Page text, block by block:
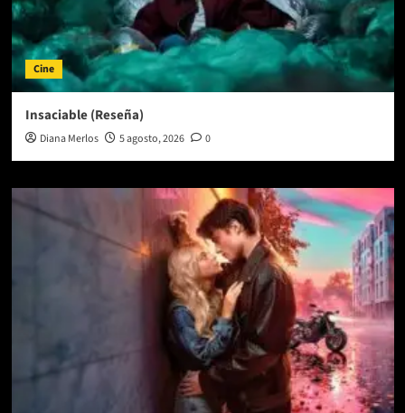
Cine
Insaciable (Reseña)
Diana Merlos 5 agosto, 2026 0